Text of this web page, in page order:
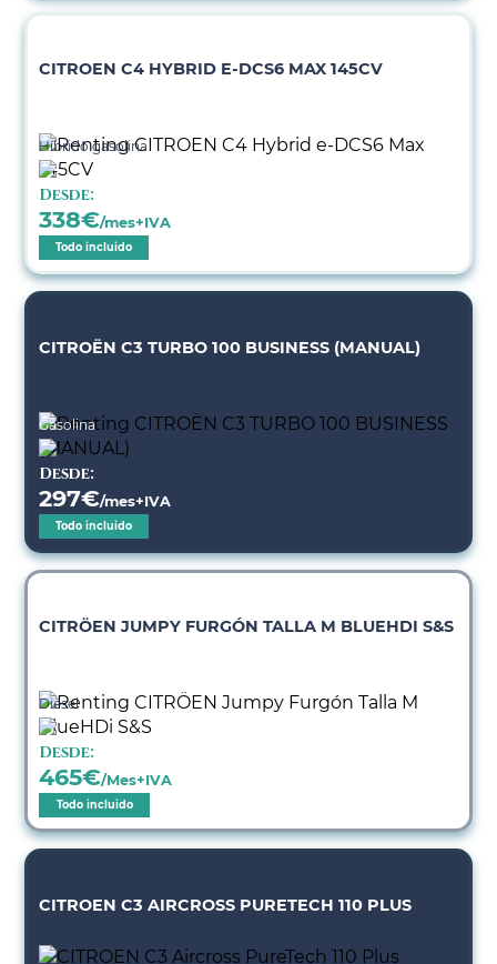
CITROEN C4 HYBRID E-DCS6 MAX 145CV
Híbrido gasolina
Desde:
338€/mes+IVA
Todo incluido
CITROËN C3 TURBO 100 BUSINESS (MANUAL)
Gasolina
Desde:
297€/mes+IVA
Todo incluido
CITRÖEN JUMPY FURGÓN TALLA M BLUEHDI S&S
Diésel
Desde:
465€/Mes+IVA
Todo incluido
CITROEN C3 AIRCROSS PURETECH 110 PLUS